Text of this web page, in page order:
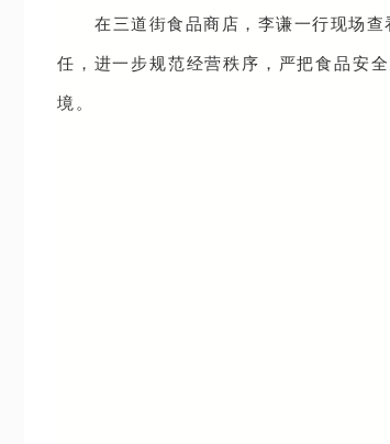
在三道街食品商店，李谦一行现场
任，进一步规范经营秩序，严把食品安
境。